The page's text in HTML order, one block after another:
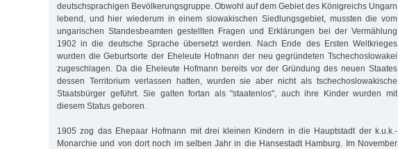
deutschsprachigen Bevölkerungsgruppe. Obwohl auf dem Gebiet des Königreichs Ungarn
lebend, und hier wiederum in einem slowakischen Siedlungsgebiet, mussten die vom
ungarischen Standesbeamten gestellten Fragen und Erklärungen bei der Vermählung
1902 in die deutsche Sprache übersetzt werden. Nach Ende des Ersten Weltkrieges
wurden die Geburtsorte der Eheleute Hofmann der neu gegründeten Tschechoslowakei
zugeschlagen. Da die Eheleute Hofmann bereits vor der Gründung des neuen Staates
dessen Territorium verlassen hatten, wurden sie aber nicht als tschechoslowakische
Staatsbürger geführt. Sie galten fortan als "staatenlos", auch ihre Kinder wurden mit
diesem Status geboren.
1905 zog das Ehepaar Hofmann mit drei kleinen Kindern in die Hauptstadt der k.u.k.-
Monarchie und von dort noch im selben Jahr in die Hansestadt Hamburg. Im November